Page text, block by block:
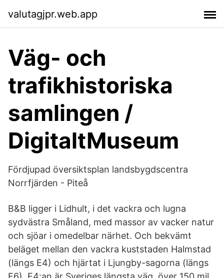
valutagjpr.web.app
Väg- och
trafikhistoriska
samlingen /
DigitaltMuseum
Fördjupad översiktsplan landsbygdscentra
Norrfjärden - Piteå
B&B ligger i Lidhult, i det vackra och lugna
sydvästra Småland, med massor av vacker natur
och sjöar i omedelbar närhet. Och bekvämt
beläget mellan den vackra kuststaden Halmstad
(längs E4) och hjärtat i Ljungby-sagorna (längs